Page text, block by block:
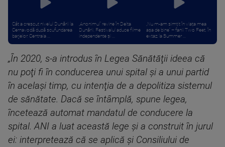
Cât a crescut nivelul Dunării la
Cernavodă după scufundarea
barjelor. Centrala ...
„Anonimul” revine în Delta
Dunării. Festivalul aduce filme
independente și ...
„Nu m-am simțit în viața mea
așa de bine” – fanii Two Feet, în
extaz la Summer ...
„În 2020, s-a introdus în Legea Sănătăţii ideea că
nu poţi fi în conducerea unui spital şi a unui partid
în acelaşi timp, cu intenţia de a depolitiza sistemul
de sănătate. Dacă se întâmplă, spune legea,
încetează automat mandatul de conducere la
spital. ANI a luat această lege şi a construit în jurul
ei: interpretează că se aplică şi Consiliului de